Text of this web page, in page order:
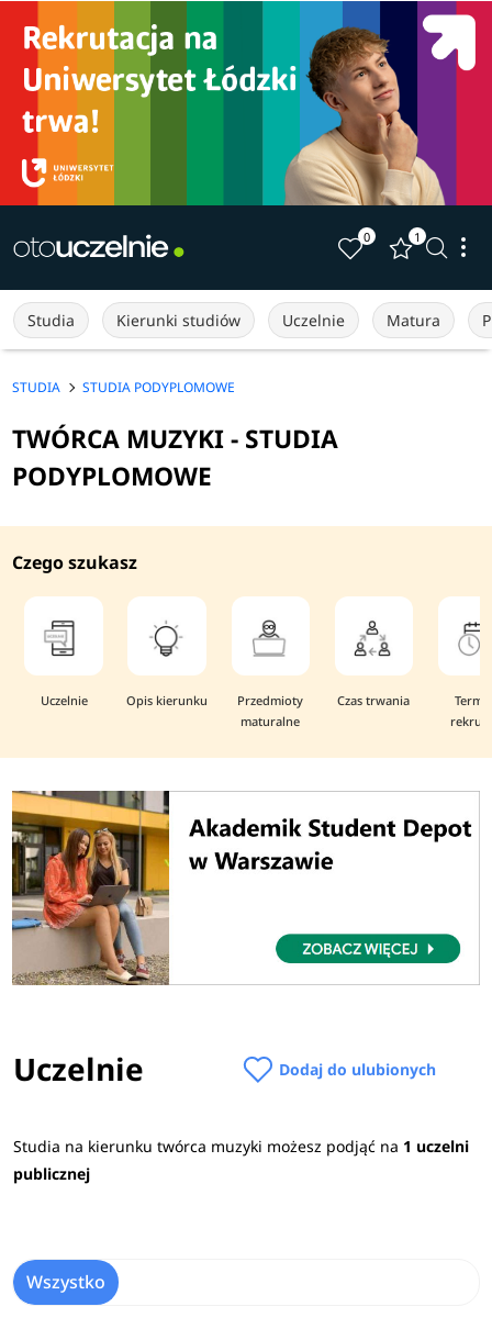
0 1
Studia Kierunki studiów Uczelnie Matura
STUDIA STUDIA PODYPLOMOWE
TWÓRCA MUZYKI - STUDIA
PODYPLOMOWE
Czego szukasz
Uczelnie Opis kierunku
Przedmioty
maturalne
Czas trwania
Uczelnie Dodaj do ulubionych
Studia na kierunku twórca muzyki możesz podjąć na 1 uczelni
publicznej
Wszystko